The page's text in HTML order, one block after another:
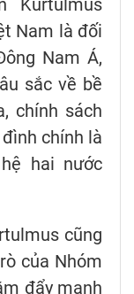
Kurtulmus
Nam là đối
Nam Á,
sắc về bề
chính sách
chính là
hai nước
cũng
của Nhóm
đẩy mạnh